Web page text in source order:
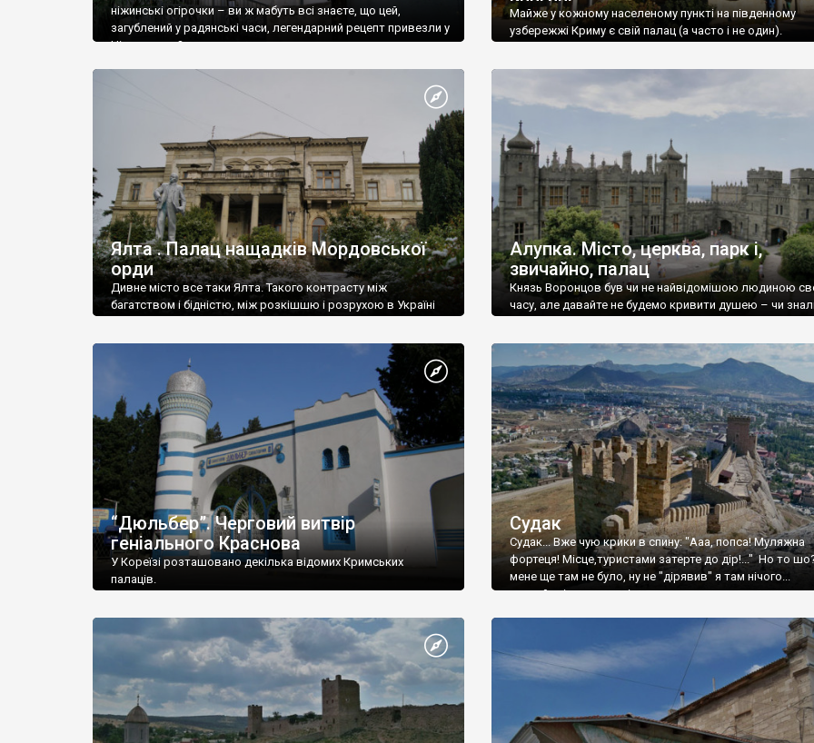
ніжинські огірочки – ви ж мабуть всі знаєте, що цей,
загублений у радянські часи, легендарний рецепт привезли у
Ніжин греки?
Майже у кожному населеному пункті на південному
узбережжі Криму є свій палац (а часто і не один).
Ялта . Палац нащадків Мордовської
орди
Дивне місто все таки Ялта. Такого контрасту між
багатством і бідністю, між розкішшю і розрухою в Україні
Алупка. Місто, церква, парк і,
звичайно, палац
Князь Воронцов був чи не найвідомішою людиною
часу, але давайте не будемо кривити душею – чи
“Дюльбер”. Черговий витвір
геніального Краснова
У Кореїзі розташовано декілька відомих Кримських
палаців.
Судак
Судак... Вже чую крики в спину: "Ааа, попса! Муляжна
фортеця! Місце,туристами затерте до дір!..." Но то
мене ще там не було, ну не "дірявив" я там нічого...
принаймні до цього літа.